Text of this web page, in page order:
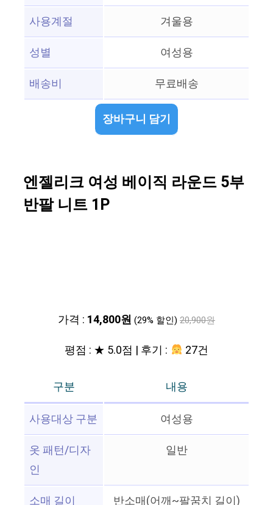
사용계절
겨울용
성별
여성용
배송비
무료배송
장바구니 담기
엔젤리크 여성 베이직 라운드 5부
반팔 니트 1P
가격 : 14,800원 (29% 할인) 20,900원
평점 : ★ 5.0점 | 후기 : 27건
구분
내용
사용대상 구분
여성용
옷 패턴/디자
인
일반
소매 길이
반소매(어깨~팔꿈치 길이)